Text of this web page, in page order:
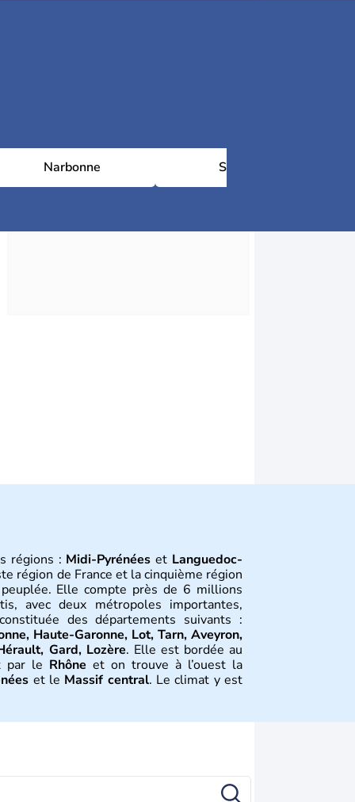
Narbonne Sigean
régions : Midi-Pyrénées et Languedoc-
région de France et la cinquième région
Elle compte près de 6 millions
avec deux métropoles importantes,
des départements suivants :
Haute-Garonne, Lot, Tarn, Aveyron,
Gard, Lozère. Elle est bordée au
par le Rhône et on trouve à l’ouest la
et le Massif central. Le climat y est
romaine, à partir du 4ème siècle
a été divisée au 9ème siècle